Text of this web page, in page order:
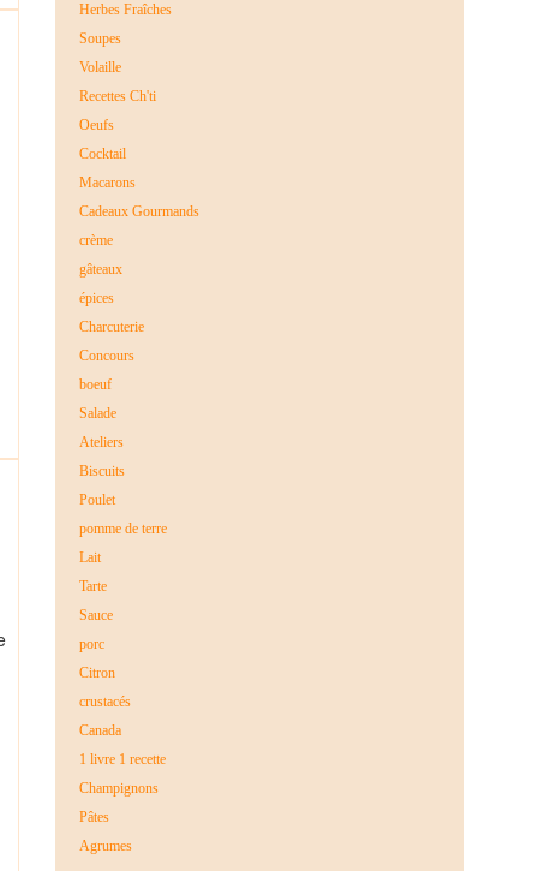
Herbes Fraîches
Soupes
Volaille
Recettes Ch'ti
Oeufs
Cocktail
Macarons
Cadeaux Gourmands
crème
gâteaux
épices
Charcuterie
Concours
boeuf
Salade
Ateliers
Biscuits
Poulet
pomme de terre
Lait
Tarte
Sauce
porc
Citron
crustacés
Canada
1 livre 1 recette
Champignons
Pâtes
Agrumes